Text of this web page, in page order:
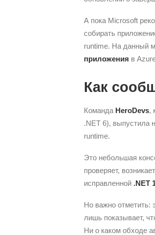
А пока Microsoft
собирать
runtime. На данный
приложения в
Как
Команда HeroDevs,
.NET 6), выпустила
runtime.
Это небольшая
проверяет,
исправленной .NET
Но важно отметить:
лишь показывает,
Ни о каком обходе